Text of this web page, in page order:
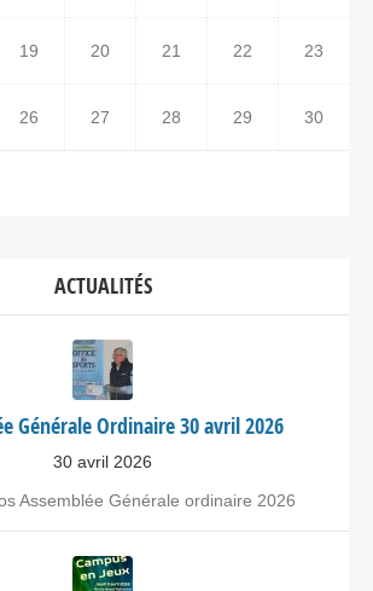
19 20 21 22 23
26 27 28 29 30
ACTUALITÉS
Générale Ordinaire 30 avril 2026
30 avril 2026
Assemblée Générale ordinaire 2026